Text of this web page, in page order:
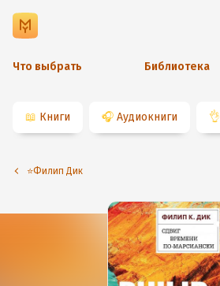
Что выбрать Библиотека
📖 Книги 🎧 Аудиокниги 👌
⭐️Филип Дик